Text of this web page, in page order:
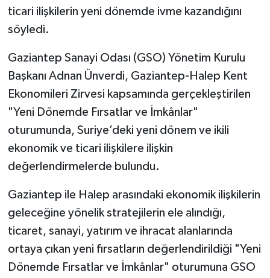
ticari ilişkilerin yeni dönemde ivme kazandığını
söyledi.
Gaziantep Sanayi Odası (GSO) Yönetim Kurulu
Başkanı Adnan Ünverdi, Gaziantep-Halep Kent
Ekonomileri Zirvesi kapsamında gerçekleştirilen
"Yeni Dönemde Fırsatlar ve İmkânlar"
oturumunda, Suriye’deki yeni dönem ve ikili
ekonomik ve ticari ilişkilere ilişkin
değerlendirmelerde bulundu.
Gaziantep ile Halep arasındaki ekonomik ilişkilerin
geleceğine yönelik stratejilerin ele alındığı,
ticaret, sanayi, yatırım ve ihracat alanlarında
ortaya çıkan yeni fırsatların değerlendirildiği "Yeni
Dönemde Fırsatlar ve İmkânlar" oturumuna GSO
Teknoloji
Video Haber
Yeme-İçme
Yemek